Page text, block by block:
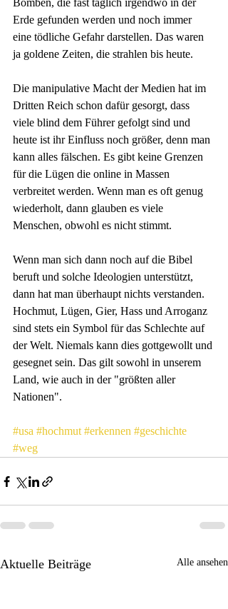
Bomben, die fast täglich irgendwo in der
Erde gefunden werden und noch immer
eine tödliche Gefahr darstellen. Das waren
ja goldene Zeiten, die strahlen bis heute.
Die manipulative Macht der Medien hat im
Dritten Reich schon dafür gesorgt, dass
viele blind dem Führer gefolgt sind und
heute ist ihr Einfluss noch größer, denn man
kann alles fälschen. Es gibt keine Grenzen
für die Lügen die online in Massen
verbreitet werden. Wenn man es oft genug
wiederholt, dann glauben es viele
Menschen, obwohl es nicht stimmt.
Wenn man sich dann noch auf die Bibel
beruft und solche Ideologien unterstützt,
dann hat man überhaupt nichts verstanden.
Hochmut, Lügen, Gier, Hass und Arroganz
sind stets ein Symbol für das Schlechte auf
der Welt. Niemals kann dies gottgewollt und
gesegnet sein. Das gilt sowohl in unserem
Land, wie auch in der "größten aller
Nationen".
#usa #hochmut #erkennen #geschichte
#weg
Aktuelle Beiträge Alle ansehen